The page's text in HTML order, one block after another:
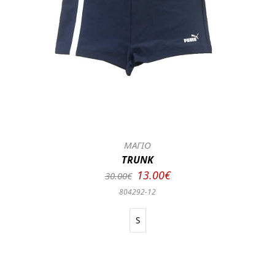
ΜΑΓΙΟ
TRUNK
30.00€ 13.00€
804292-12
S